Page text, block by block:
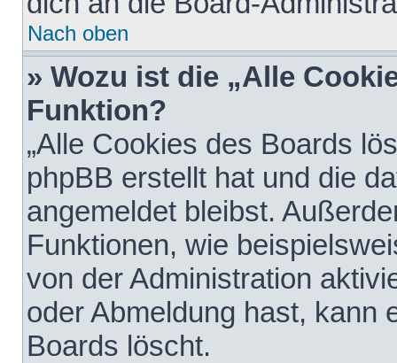
Nach oben
» Wozu ist die „Alle
Funktion?
„Alle Cookies des Boards
phpBB erstellt hat und die
angemeldet bleibst.
Funktionen, wie
von der Administration
oder Abmeldung hast, kann
Boards löscht.